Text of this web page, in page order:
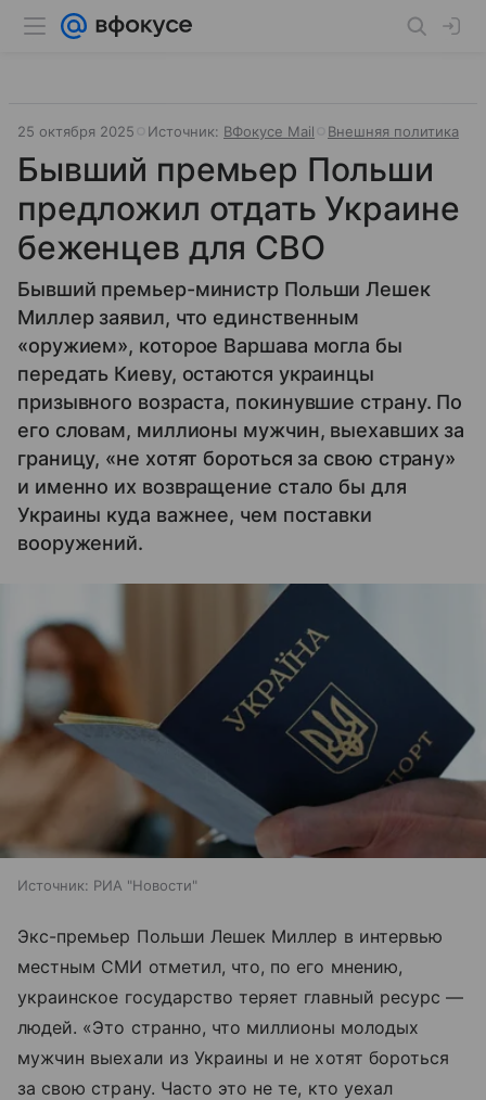
25 октября 2025 Источник: ВФокусе Mail Внешняя политика
Бывший премьер Польши
предложил отдать Украине
беженцев для СВО
Бывший премьер-министр Польши Лешек
Миллер заявил, что единственным
«оружием», которое Варшава могла бы
передать Киеву, остаются украинцы
призывного возраста, покинувшие страну. По
его словам, миллионы мужчин, выехавших за
границу, «не хотят бороться за свою страну»
и именно их возвращение стало бы для
Украины куда важнее, чем поставки
вооружений.
Источник: РИА "Новости"
Экс-премьер Польши Лешек Миллер в интервью
местным СМИ отметил, что, по его мнению,
украинское государство теряет главный ресурс —
людей. «Это странно, что миллионы молодых
мужчин выехали из Украины и не хотят бороться
за свою страну. Часто это не те, кто уехал